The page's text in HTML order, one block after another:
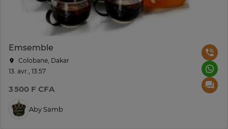
Emsemble
Colobane, Dakar
13. avr., 13:57
3 500 F CFA
Aby Samb